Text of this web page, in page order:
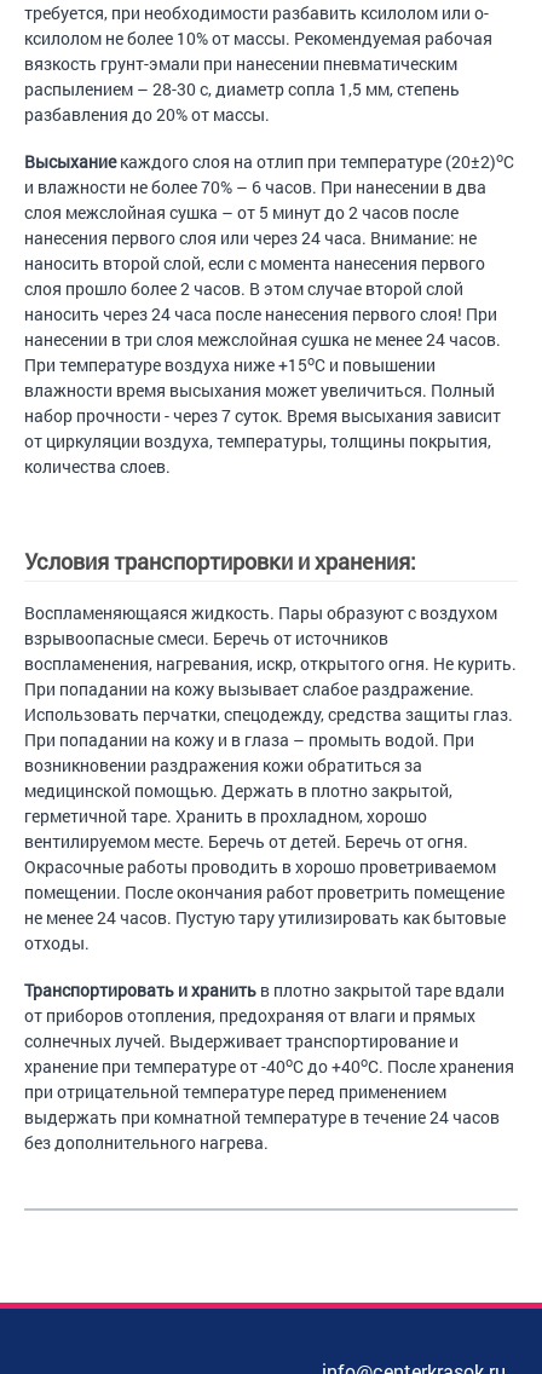
требуется, при необходимости разбавить ксилолом или о-
ксилолом не более 10% от массы. Рекомендуемая рабочая
вязкость грунт-эмали при нанесении пневматическим
распылением – 28-30 с, диаметр сопла 1,5 мм, степень
разбавления до 20% от массы.
Высыханиекаждого слоя на отлип при температуре (20±2)оС
и влажности не более 70% – 6 часов. При нанесении в два
слоя межслойная сушка – от 5 минут до 2 часов после
нанесения первого слоя или через 24 часа. Внимание: не
наносить второй слой, если с момента нанесения первого
слоя прошло более 2 часов. В этом случае второй слой
наносить через 24 часа после нанесения первого слоя! При
нанесении в три слоя межслойная сушка не менее 24 часов.
При температуре воздуха ниже +15оС и повышении
влажности время высыхания может увеличиться. Полный
набор прочности - через 7 суток. Время высыхания зависит
от циркуляции воздуха, температуры, толщины покрытия,
количества слоев.
Условия транспортировки и хранения:
Воспламеняющаяся жидкость. Пары образуют с воздухом
взрывоопасные смеси. Беречь от источников
воспламенения, нагревания, искр, открытого огня. Не курить.
При попадании на кожу вызывает слабое раздражение.
Использовать перчатки, спецодежду, средства защиты глаз.
При попадании на кожу и в глаза – промыть водой. При
возникновении раздражения кожи обратиться за
медицинской помощью. Держать в плотно закрытой,
герметичной таре. Хранить в прохладном, хорошо
вентилируемом месте. Беречь от детей. Беречь от огня.
Окрасочные работы проводить в хорошо проветриваемом
помещении. После окончания работ проветрить помещение
не менее 24 часов. Пустую тару утилизировать как бытовые
отходы.
Транспортировать и хранить в плотно закрытой таре вдали
от приборов отопления, предохраняя от влаги и прямых
солнечных лучей. Выдерживает транспортирование и
хранение при температуре от -40оС до +40оС. После хранения
при отрицательной температуре перед применением
выдержать при комнатной температуре в течение 24 часов
без дополнительного нагрева.